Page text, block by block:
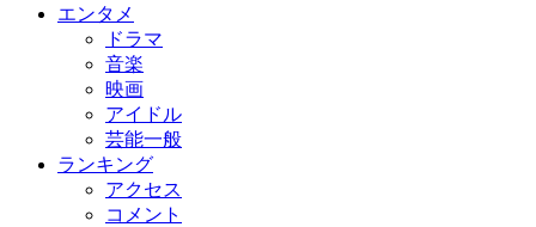
エンタメ
ドラマ
音楽
映画
アイドル
芸能一般
ランキング
アクセス
コメント